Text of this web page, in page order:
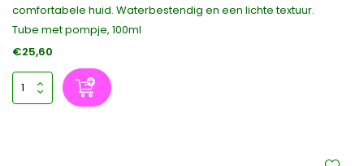
comfortabele huid. Waterbestendig en een lichte textuur.
Tube met pompje, 100ml
€25,60